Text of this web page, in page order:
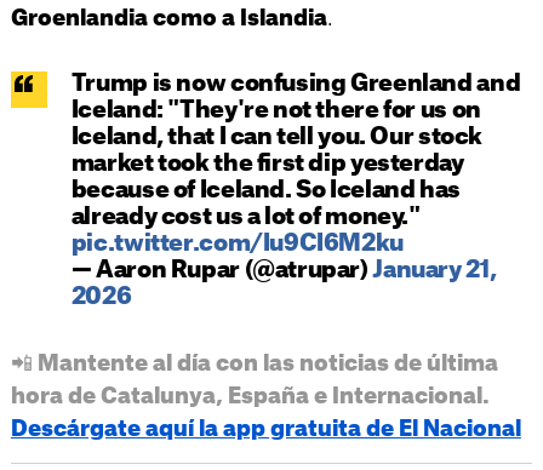
Groenlandia como a Islandia.
Trump is now confusing Greenland and
Iceland: "They're not there for us on
Iceland, that I can tell you. Our stock
market took the first dip yesterday
because of Iceland. So Iceland has
already cost us a lot of money."
pic.twitter.com/Iu9CI6M2ku
— Aaron Rupar (@atrupar)January 21,
2026
📲 Mantente al día con las noticias de última
hora de Catalunya, España e Internacional.
Descárgate aquí la app gratuita de El Nacional